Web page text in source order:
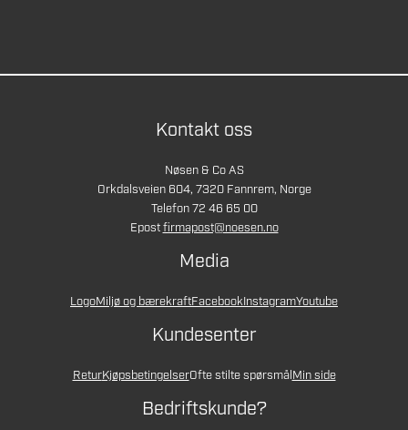
Kontakt oss
Nøsen & Co AS
Orkdalsveien 604, 7320 Fannrem, Norge
Telefon 72 46 65 00
Epostfirmapost@noesen.no
Media
LogoMiljø og bærekraftFacebookInstagramYoutube
Kundesenter
ReturKjøpsbetingelserOfte stilte spørsmålMin side
Bedriftskunde?